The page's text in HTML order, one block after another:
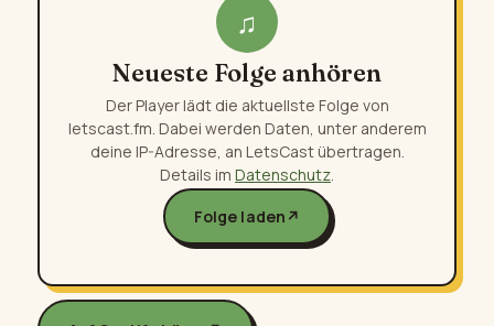
♫
Neueste Folge anhören
Der Player lädt die aktuellste Folge von
letscast.fm. Dabei werden Daten, unter anderem
deine IP-Adresse, an LetsCast übertragen.
Details im Datenschutz
Folge laden ↗